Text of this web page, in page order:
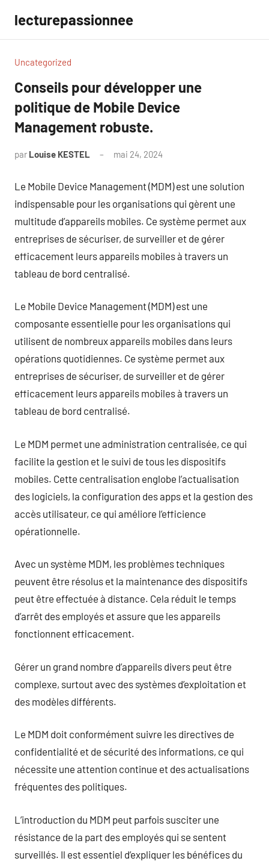
contenu
lecturepassionnee
Uncategorized
Conseils pour développer une
politique de Mobile Device
Management robuste.
par Louise KESTEL mai 24, 2024
Le Mobile Device Management (MDM) est une solution
indispensable pour les organisations qui gèrent une
multitude d’appareils mobiles. Ce système permet aux
entreprises de sécuriser, de surveiller et de gérer
efficacement leurs appareils mobiles à travers un
tableau de bord centralisé.
Le Mobile Device Management (MDM) est une
composante essentielle pour les organisations qui
utilisent de nombreux appareils mobiles dans leurs
opérations quotidiennes. Ce système permet aux
entreprises de sécuriser, de surveiller et de gérer
efficacement leurs appareils mobiles à travers un
tableau de bord centralisé.
Le MDM permet une administration centralisée, ce qui
facilite la gestion et le suivi de tous les dispositifs
mobiles. Cette centralisation englobe l’actualisation
des logiciels, la configuration des apps et la gestion des
accès utilisateur, ce qui améliore l’efficience
opérationnelle.
Avec un système MDM, les problèmes techniques
peuvent être résolus et la maintenance des dispositifs
peut être effectuée à distance. Cela réduit le temps
d’arrêt des employés et assure que les appareils
fonctionnent efficacement.
Gérer un grand nombre d’appareils divers peut être
complexe, surtout avec des systèmes d’exploitation et
des modèles différents.
Le MDM doit conformément suivre les directives de
confidentialité et de sécurité des informations, ce qui
nécessite une attention continue et des actualisations
fréquentes des politiques.
L’introduction du MDM peut parfois susciter une
résistance de la part des employés qui se sentent
surveillés. Il est essentiel d’expliquer les bénéfices du